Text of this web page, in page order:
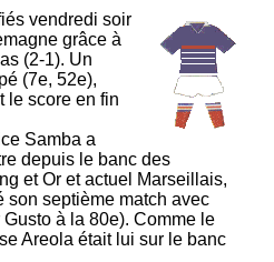
vendredi soir
grâce à
(2-1). Un
(7e, 52e),
le score en fin
Samba a
depuis le banc des
et Or et actuel Marseillais,
son septième match avec
à la 80e). Comme le
Areola était lui sur le banc